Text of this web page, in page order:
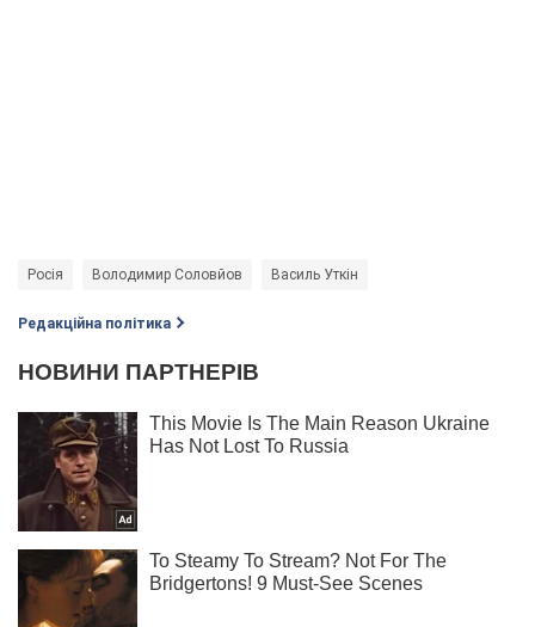
Росія Володимир Соловйов Василь Уткін
Редакційна політика